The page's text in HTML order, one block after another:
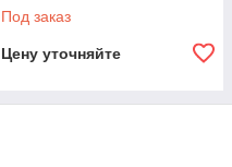
Под заказ
Цену уточняйте